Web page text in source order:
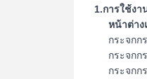
1.การใช้ง
หน้าต่าง
กระจกก
กระจกก
กระจกก